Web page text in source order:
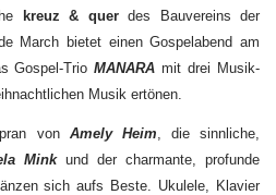
kreuz & querdes Bauvereins der
March bietet einen Gospelabend am
Gospel-TrioMANARA mit drei Musik-
Musik ertönen.
von Amely Heim , die sinnliche,
Minkund der charmante, profunde
sich aufs Beste. Ukulele, Klavier